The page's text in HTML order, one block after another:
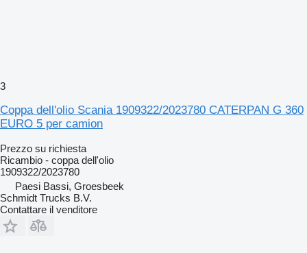
3
Coppa dell'olio Scania 1909322/2023780 CATERPAN G 360
EURO 5 per camion
Prezzo su richiesta
Ricambio - coppa dell'olio
1909322/2023780
Paesi Bassi, Groesbeek
Schmidt Trucks B.V.
Contattare il venditore